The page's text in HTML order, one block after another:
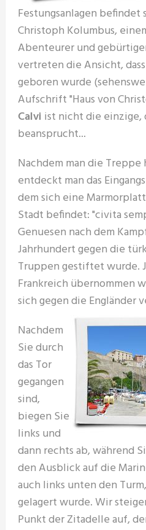
Festungsanlagen
Christoph Kolumbus,
Abenteurer und
vertreten die Ansicht,
geboren wurde
Aufschrift "Haus von
Calvi ist nicht die
beansprucht...
Nachdem man die
entdeckt man das
dem sich eine
Stadt befindet: "civita
Genuesen nach dem
Jahrhundert gegen die
Truppen gestiftet wurde.
Frankreich übernommen
sich gegen die Engländer
Nachdem
Sie durch
das Tor
gegangen
sind,
biegen Sie
links und
dann rechts ab, während
den Ausblick auf die
auch links unten den
gelagert wurde. Wir
Punkt der Zitadelle auf,